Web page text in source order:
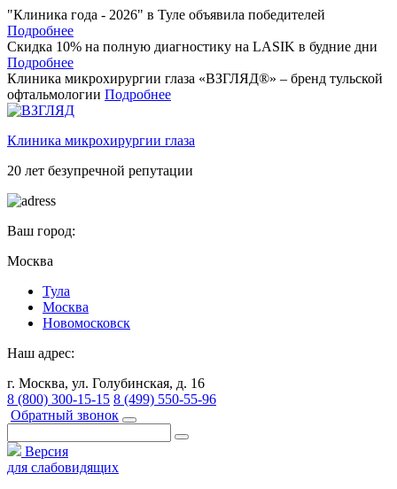
"Клиника года - 2026" в Туле объявила победителей
Подробнее
Скидка 10% на полную диагностику на LASIK в будние дни
Подробнее
Клиника микрохирургии глаза «ВЗГЛЯД®» – бренд тульской
офтальмологии Подробнее
Клиника микрохирургии глаза
20 лет безупречной репутации
Ваш город:
Москва
Тулa
Москва
Новомосковск
Наш адрес:
г. Москва, ул. Голубинская, д. 16
8 (800) 300-15-15 8 (499) 550-55-96
Обратный звонок
Версия
для слабовидящих